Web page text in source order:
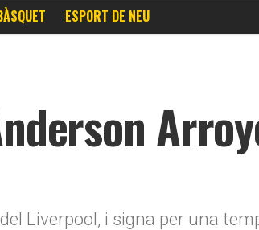
ESPORT DE NEU
Liverpool, i signa per una